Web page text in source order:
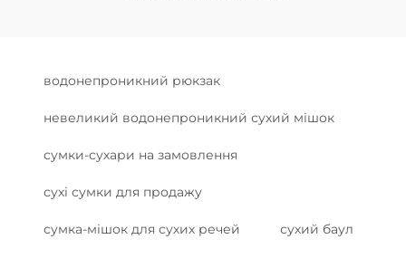
водонепроникний рюкзак
невеликий водонепроникний сухий мішок
сумки-сухари на замовлення
сухі сумки для продажу
сумка-мішок для сухих речей сухий баул